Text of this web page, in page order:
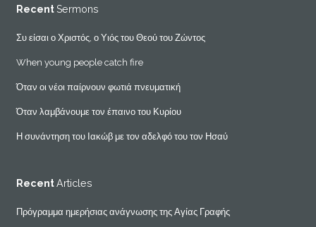
RecentSermons
Συ είσαι ο Χριστός, ο Υιός του Θεού του Ζώντος
When young people catch fire
Όταν οι νέοι παίρνουν φωτιά πνευματική
Όταν λαμβάνουμε τον έπαινο του Κυρίου
Η συνάντηση του Ιακώβ με τον αδελφό του τον Ησαύ
RecentArticles
Πρόγραμμα ημερήσιας ανάγνωσης της Αγίας Γραφής